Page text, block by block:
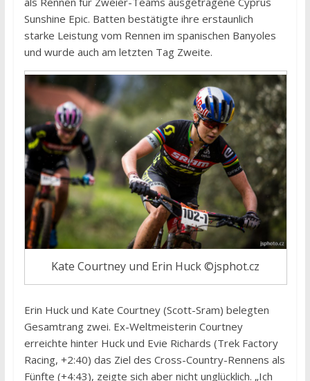
Sunshine Epic. Batten bestätigte ihre erstaunlich
starke Leistung vom Rennen im spanischen Banyoles
und wurde auch am letzten Tag Zweite.
Kate Courtney und Erin Huck ©jsphot.cz
Erin Huck und Kate Courtney (Scott-Sram) belegten
Gesamtrang zwei. Ex-Weltmeisterin Courtney
erreichte hinter Huck und Evie Richards (Trek Factory
Racing, +2:40) das Ziel des Cross-Country-Rennens als
Fünfte (+4:43), zeigte sich aber nicht unglücklich. „Ich